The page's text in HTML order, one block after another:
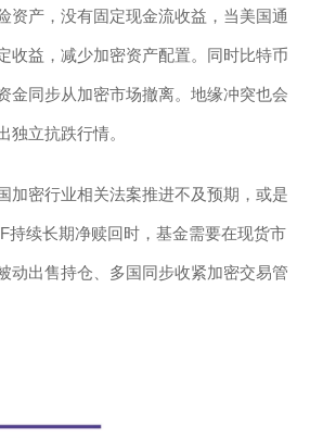
资产，没有固定现金流收益，当美国通
收益，减少加密资产配置。同时比特币
金同步从加密市场撤离。地缘冲突也会
立抗跌行情。
加密行业相关法案推进不及预期，或是
持续长期净赎回时，基金需要在现货市
动出售持仓、多国同步收紧加密交易管